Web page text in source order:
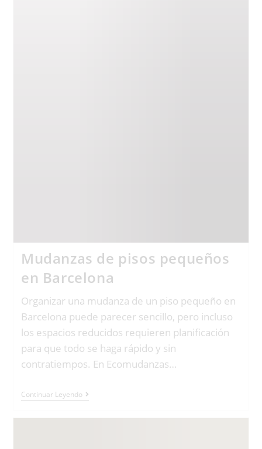
Mudanzas de pisos pequeños
en Barcelona
Organizar una mudanza de un piso pequeño en
Barcelona puede parecer sencillo, pero incluso
los espacios reducidos requieren planificación
para que todo se haga rápido y sin
contratiempos. En Ecomudanzas…
Continuar Leyendo